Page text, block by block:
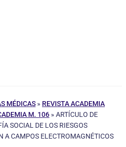
MÉDICAS » REVISTA ACADEMIA
M. 106 » ARTÍCULO DE
SOCIAL DE LOS RIESGOS
A CAMPOS ELECTROMAGNÉTICOS